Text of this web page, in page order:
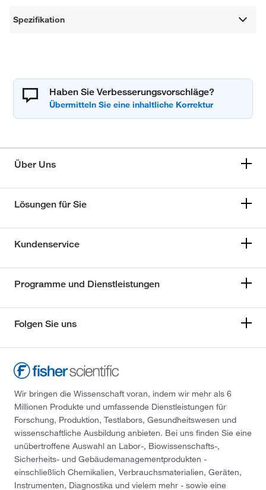
Spezifikation
Haben Sie Verbesserungsvorschläge?
Über Uns
Lösungen für Sie
Kundenservice
Programme und Dienstleistungen
Folgen Sie uns
Wir bringen die Wissenschaft voran, indem wir mehr als 6
Millionen Produkte und umfassende Dienstleistungen für
Forschung, Produktion, Testlabors, Gesundheitswesen und
wissenschaftliche Ausbildung anbieten. Bei uns finden Sie eine
unübertroffene Auswahl an Labor-, Biowissenschafts-,
Sicherheits- und Gebäudemanagementprodukten -
einschließlich Chemikalien, Verbrauchsmaterialien, Geräten,
Instrumenten, Diagnostika und vielem mehr - sowie eine